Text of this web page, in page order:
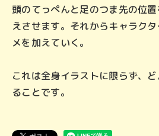
頭のてっぺんと足のつま先の位
えさせます。それからキャラク
メを加えていく。
これは全身イラストに限らず、
ることです。